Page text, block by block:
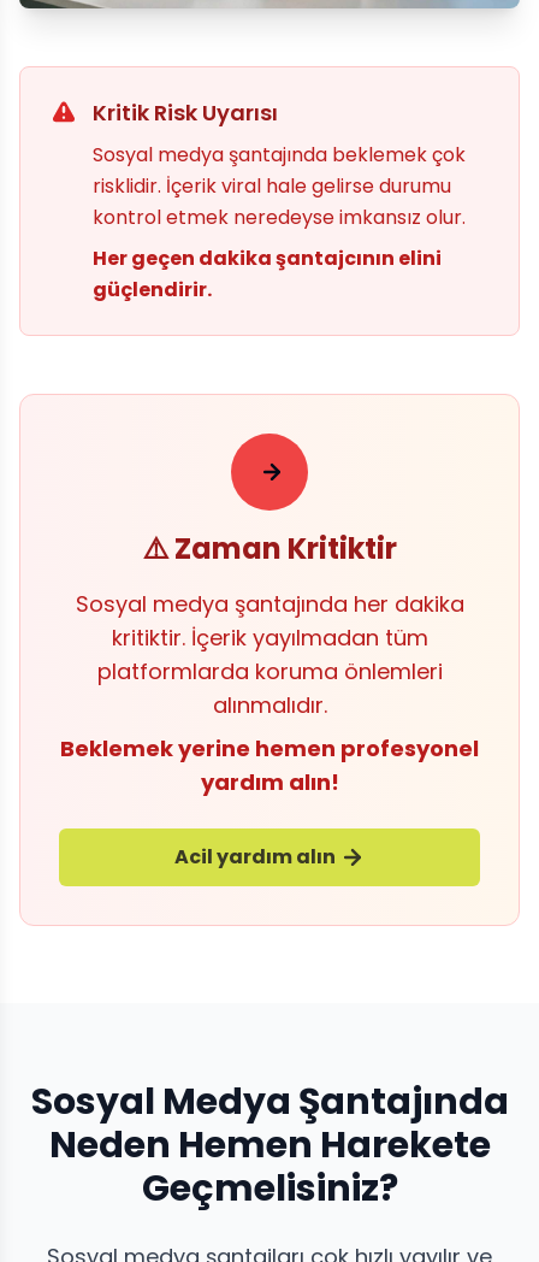
Kritik Risk Uyarısı
Sosyal medya şantajında beklemek çok
risklidir. İçerik viral hale gelirse durumu
kontrol etmek neredeyse imkansız olur.
Her geçen dakika şantajcının elini
güçlendirir.
⚠️ Zaman Kritiktir
Sosyal medya şantajında her dakika
kritiktir. İçerik yayılmadan tüm
platformlarda koruma önlemleri
alınmalıdır.
Beklemek yerine hemen profesyonel
yardım alın!
Acil yardım alın
Sosyal Medya Şantajında
Neden Hemen Harekete
Geçmelisiniz?